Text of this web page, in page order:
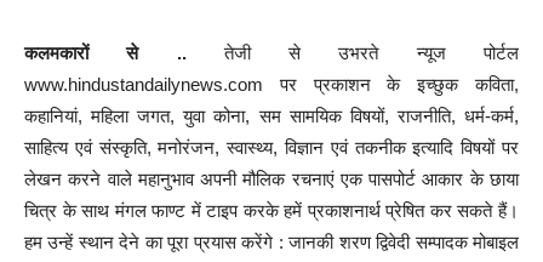
कलमकारों से ..तेजी से उभरते न्यूज पोर्टल
www.hindustandailynews.com पर प्रकाशन के इच्छुक कविता,
कहानियां, महिला जगत, युवा कोना, सम सामयिक विषयों, राजनीति, धर्म-कर्म,
साहित्य एवं संस्कृति, मनोरंजन, स्वास्थ्य, विज्ञान एवं तकनीक इत्यादि विषयों पर
लेखन करने वाले महानुभाव अपनी मौलिक रचनाएं एक पासपोर्ट आकार के छाया
चित्र के साथ मंगल फाण्ट में टाइप करके हमें प्रकाशनार्थ प्रेषित कर सकते हैं।
हम उन्हें स्थान देने का पूरा प्रयास करेंगे : जानकी शरण द्विवेदी सम्पादक मोबाइल